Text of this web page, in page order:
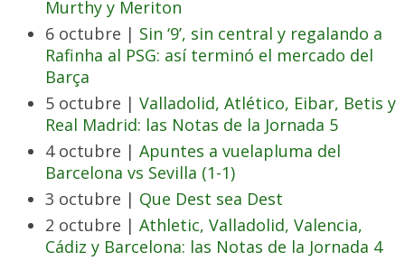
Murthy y Meriton
6 octubre | Sin ‘9’, sin central y regalando a
Rafinha al PSG: así terminó el mercado del
Barça
5 octubre | Valladolid, Atlético, Eibar, Betis y
Real Madrid: las Notas de la Jornada 5
4 octubre | Apuntes a vuelapluma del
Barcelona vs Sevilla (1-1)
3 octubre | Que Dest sea Dest
2 octubre | Athletic, Valladolid, Valencia,
Cádiz y Barcelona: las Notas de la Jornada 4